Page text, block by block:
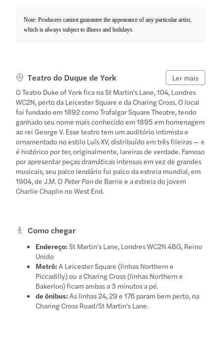
Note: Producers cannot guarantee the appearance of any particular artist,
which is always subject to illness and holidays.
Teatro do Duque de York
Ler mais
O Teatro Duke of York fica na St Martin's Lane, 104, Londres
WC2N, perto da Leicester Square e da Charing Cross. O local
foi fundado em 1892 como Trafalgar Square Theatre, tendo
ganhado seu nome mais conhecido em 1895 em homenagem
ao rei George V. Esse teatro tem um auditório intimista e
ornamentado no estilo Luís XV, distribuído em três fileiras — e
é histórico por ter, originalmente, lareiras de verdade. Famoso
por apresentar peças dramáticas intensas em vez de grandes
musicais, seu palco lendário foi palco da estreia mundial, em
1904, de J.M. O Peter Pande Barrie e a estreia do jovem
Charlie Chaplin no West End.
Como chegar
Endereço: St Martin's Lane, Londres WC2N 4BG, Reino
Unido
Metrô: A Leicester Square (linhas Northern e
Piccadilly) ou a Charing Cross (linhas Northern e
Bakerloo) ficam ambas a 3 minutos a pé.
de ônibus: As linhas 24, 29 e 176 param bem perto, na
Charing Cross Road/St Martin's Lane.